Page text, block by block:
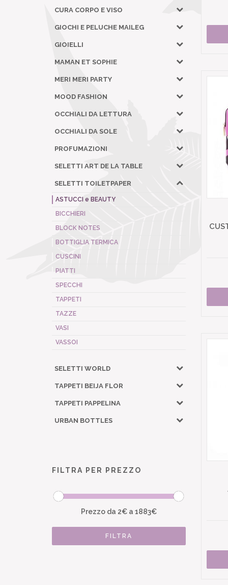
CURA CORPO E VISO
GIOCHI E PELUCHE MAILEG
GIOIELLI
MAMAN ET SOPHIE
MERI MERI PARTY
MOOD FASHION
OCCHIALI DA LETTURA
OCCHIALI DA SOLE
PROFUMAZIONI
SELETTI ART DE LA TABLE
SELETTI TOILETPAPER
ASTUCCI e BEAUTY
BICCHIERI
BLOCK NOTES
BOTTIGLIA TERMICA
CUSCINI
PIATTI
SPECCHI
TAPPETI
TAZZE
VASI
VASSOI
SELETTI WORLD
TAPPETI BEIJA FLOR
TAPPETI PAPPELINA
URBAN BOTTLES
FILTRA PER PREZZO
Prezzo da 2€ a 1883€
FILTRA